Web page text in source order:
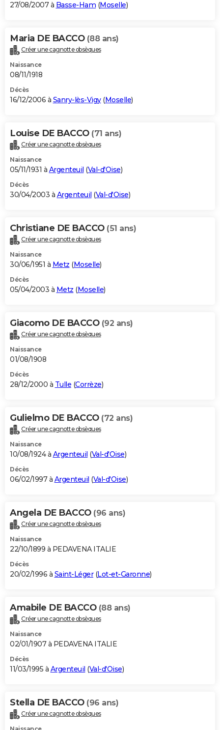
27/08/2007 à Basse-Ham (Moselle)
Maria DE BACCO (88 ans)
Créer une cagnotte obsèques
Naissance
08/11/1918
Décès
16/12/2006 à Sanry-lès-Vigy(Moselle)
Louise DE BACCO (71 ans)
Créer une cagnotte obsèques
Naissance
05/11/1931 à Argenteuil (Val-d'Oise)
Décès
30/04/2003 à Argenteuil (Val-d'Oise)
Christiane DE BACCO (51 ans)
Créer une cagnotte obsèques
Naissance
30/06/1951 à Metz (Moselle)
Décès
05/04/2003 à Metz (Moselle)
Giacomo DE BACCO (92 ans)
Créer une cagnotte obsèques
Naissance
01/08/1908
Décès
28/12/2000 à Tulle (Corrèze)
Gulielmo DE BACCO (72 ans)
Créer une cagnotte obsèques
Naissance
10/08/1924 à Argenteuil (Val-d'Oise)
Décès
06/02/1997 à Argenteuil (Val-d'Oise)
Angela DE BACCO (96 ans)
Créer une cagnotte obsèques
Naissance
22/10/1899 à PEDAVENA ITALIE
Décès
20/02/1996 à Saint-Léger(Lot-et-Garonne)
Amabile DE BACCO (88 ans)
Créer une cagnotte obsèques
Naissance
02/01/1907 à PEDAVENA ITALIE
Décès
11/03/1995 à Argenteuil (Val-d'Oise)
Stella DE BACCO (96 ans)
Créer une cagnotte obsèques